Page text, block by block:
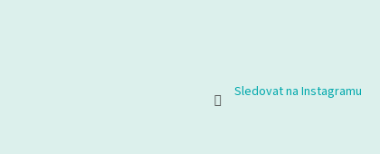
Sledovat na Instagramu